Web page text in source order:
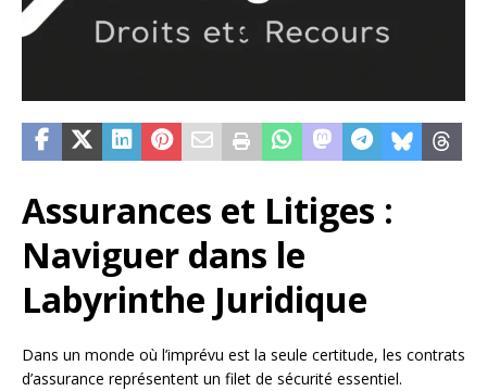
Assurances et Litiges :
Naviguer dans le
Labyrinthe Juridique
Dans un monde où l’imprévu est la seule certitude, les contrats
d’assurance représentent un filet de sécurité essentiel.